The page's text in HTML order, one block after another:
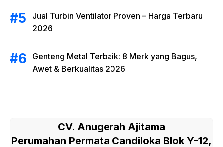
Jual Turbin Ventilator Proven – Harga Terbaru
2026
Genteng Metal Terbaik: 8 Merk yang Bagus,
Awet & Berkualitas 2026
CV. Anugerah Ajitama
Perumahan Permata Candiloka Blok Y-12,